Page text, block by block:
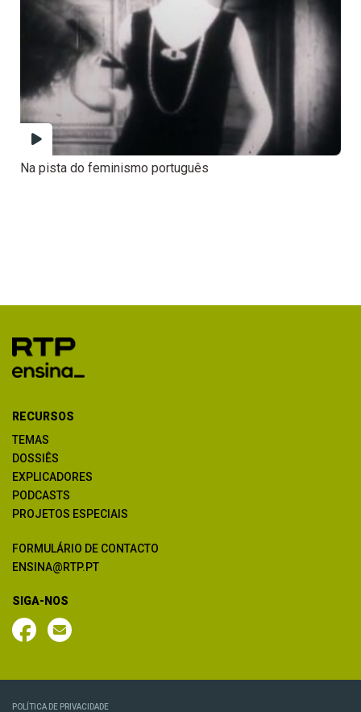
Na pista do feminismo português
RECURSOS
TEMAS
DOSSIÊS
EXPLICADORES
PODCASTS
PROJETOS ESPECIAIS
FORMULÁRIO DE CONTACTO
ENSINA@RTP.PT
SIGA-NOS
POLÍTICA DE PRIVACIDADE